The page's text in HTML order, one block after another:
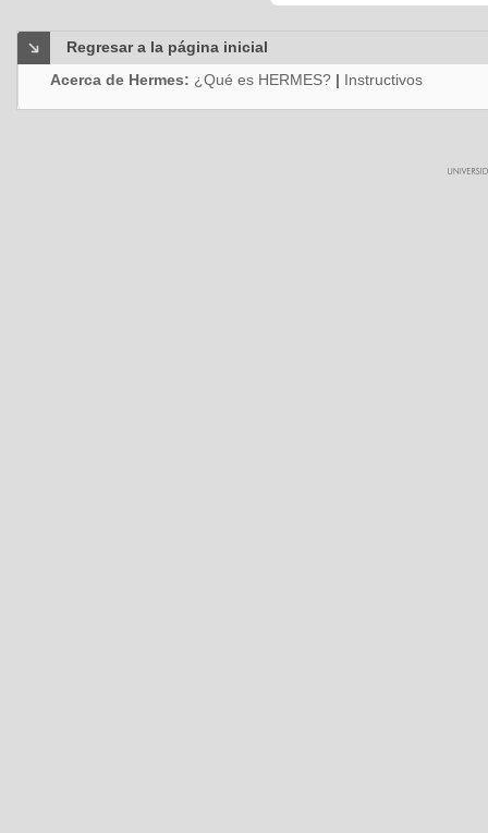
Regresar a la página inicial
Acerca de Hermes: ¿Qué es HERMES? | Instructivos